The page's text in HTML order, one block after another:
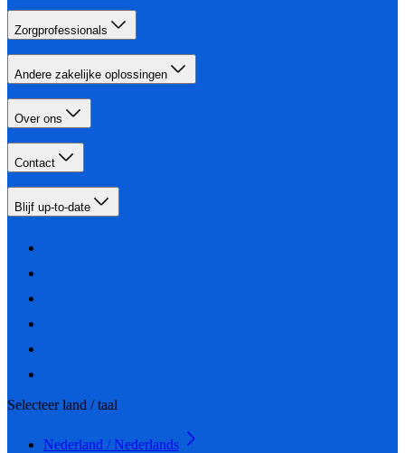
Zorgprofessionals
Andere zakelijke oplossingen
Over ons
Contact
Blijf up-to-date
Selecteer land / taal
Nederland / Nederlands